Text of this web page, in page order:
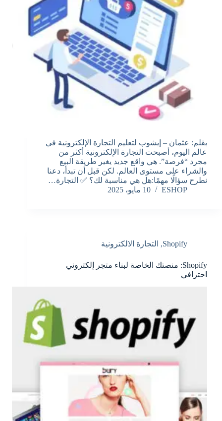
بقلم: عثمان – إيشوب لتعليم التجارة الإلكترونية في
عالم اليوم، أصبحت التجارة الإلكترونية أكثر من
مجرد “فرصة”. هي واقع جديد يغير طريقة البيع
والشراء على مستوى العالم. لكن قبل أن تبدأ، دعنا
نطرح سؤالًا مهمًا:هل هي مناسبة لك؟ ✅ التجارة…
ESHOP
10 مايو، 2025
Shopify
, التجارة الالكترونية
Shopify: منصتك الخاصة لبناء متجر إلكتروني
احترافي